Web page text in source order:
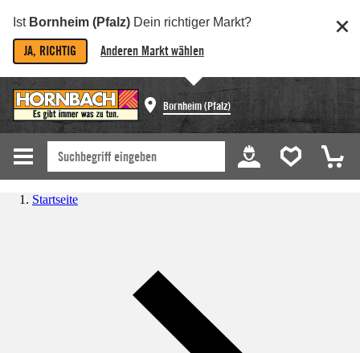
Ist Bornheim (Pfalz) Dein richtiger Markt?
JA, RICHTIG Anderen Markt wählen
Bornheim (Pfalz)
Startseite